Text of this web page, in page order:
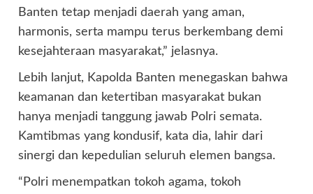
Banten tetap menjadi daerah yang aman,
harmonis, serta mampu terus berkembang demi
kesejahteraan masyarakat,” jelasnya.
Lebih lanjut, Kapolda Banten menegaskan bahwa
keamanan dan ketertiban masyarakat bukan
hanya menjadi tanggung jawab Polri semata.
Kamtibmas yang kondusif, kata dia, lahir dari
sinergi dan kepedulian seluruh elemen bangsa.
“Polri menempatkan tokoh agama, tokoh